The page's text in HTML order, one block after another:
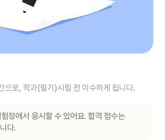
으로, 학과(필기)시험 전 이수하게 됩니다.
장에서 응시할 수 있어요. 합격 점수는
다.